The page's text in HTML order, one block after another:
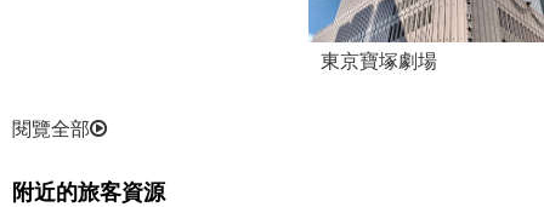
東京寶塚劇場
閱覽全部
附近的旅客資源